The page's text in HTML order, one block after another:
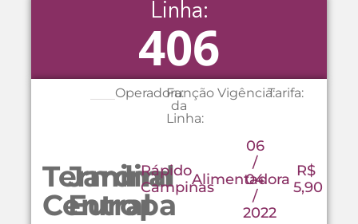
Linha:
406
Terminal
Central
Jardim
Europa
Operadora:Função
da
Linha:
Vigência:Tarifa:
Rápido
CampinasAlimentadora
06
/
04
/
2022
R$
5,90